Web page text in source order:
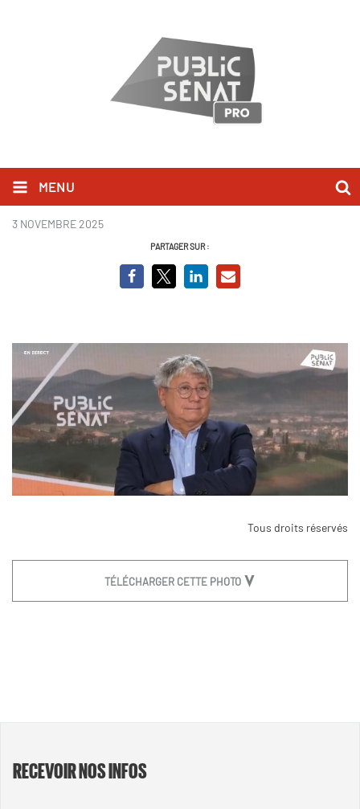
MENU
Eric Coquerel BCVO
3 NOVEMBRE 2025
PARTAGER SUR :
Tous droits réservés
TÉLÉCHARGER CETTE PHOTO
RECEVOIR NOS INFOS